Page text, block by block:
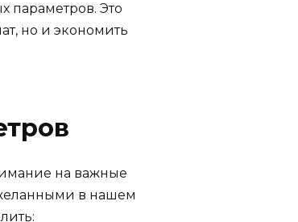
параметров. Это
но и экономить
на важные
в нашем